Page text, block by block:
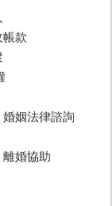
帳款
姻法律諮詢
婚協助